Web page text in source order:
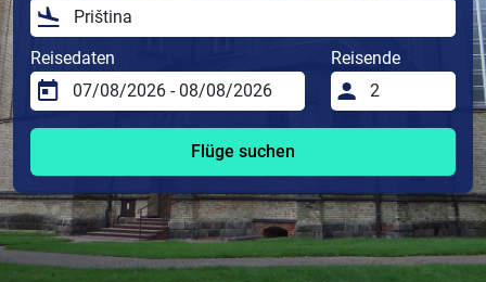
Reisedaten Reisende
Flüge suchen